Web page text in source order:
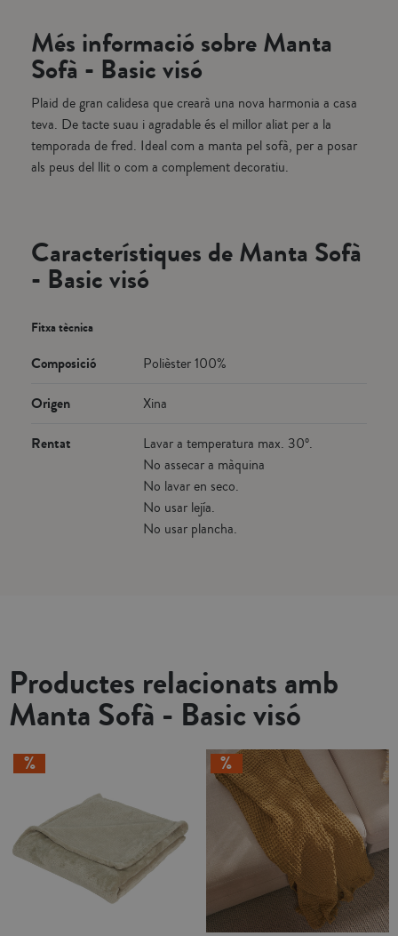
Més informació sobre Manta
Sofà - Basic visó
Plaid de gran calidesa que crearà una nova harmonia a casa
teva. De tacte suau i agradable és el millor aliat per a la
temporada de fred. Ideal com a manta pel sofà, per a posar
als peus del llit o com a complement decoratiu.
Característiques de Manta Sofà
- Basic visó
Fitxa tècnica
Composició Polièster 100%
Origen Xina
Rentat
Lavar a temperatura max. 30º.
No assecar a màquina
No lavar en seco.
No usar lejía.
No usar plancha.
Productes relacionats amb
Manta Sofà - Basic visó